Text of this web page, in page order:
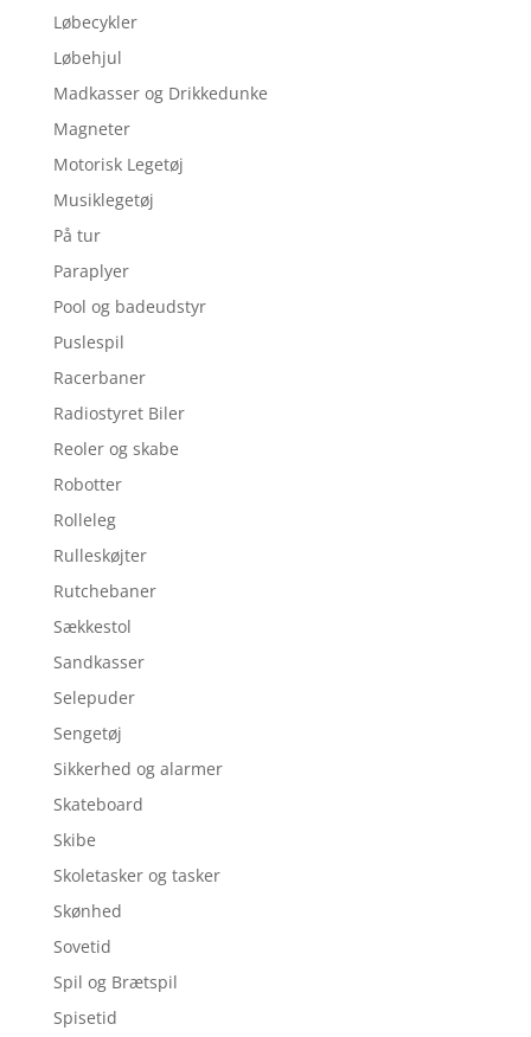
Løbecykler
Løbehjul
Madkasser og Drikkedunke
Magneter
Motorisk Legetøj
Musiklegetøj
På tur
Paraplyer
Pool og badeudstyr
Puslespil
Racerbaner
Radiostyret Biler
Reoler og skabe
Robotter
Rolleleg
Rulleskøjter
Rutchebaner
Sækkestol
Sandkasser
Selepuder
Sengetøj
Sikkerhed og alarmer
Skateboard
Skibe
Skoletasker og tasker
Skønhed
Sovetid
Spil og Brætspil
Spisetid